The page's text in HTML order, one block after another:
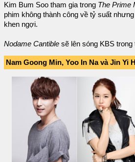
Kim Bum Soo tham gia trong The Prime
phim không thành công về tỷ suất
khen ngợi.
Nodame Cantible sẽ lên sóng KBS trong
Nam Goong Min, Yoo In Na và Jin Yi